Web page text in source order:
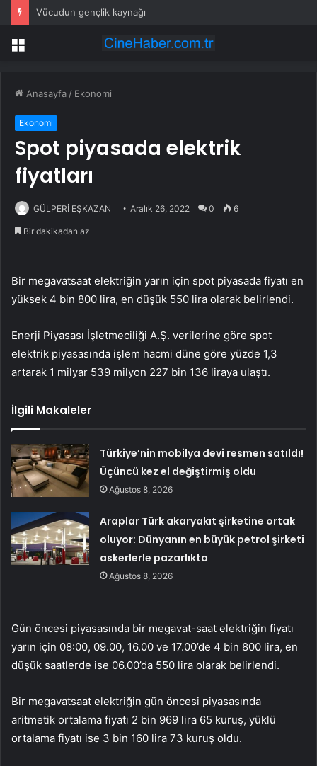
Vücudun gençlik kaynağı
Menü
Anasayfa / Ekonomi
Ekonomi
Spot piyasada elektrik
fiyatları
GÜLPERİ EŞKAZAN Aralık 26, 2022 0 6
Bir dakikadan az
Bir megavatsaat elektriğin yarın için spot piyasada fiyatı en
yüksek 4 bin 800 lira, en düşük 550 lira olarak belirlendi.
Enerji Piyasası İşletmeciliği A.Ş. verilerine göre spot
elektrik piyasasında işlem hacmi düne göre yüzde 1,3
artarak 1 milyar 539 milyon 227 bin 136 liraya ulaştı.
İlgili Makaleler
Türkiye’nin mobilya devi resmen satıldı!
Üçüncü kez el değiştirmiş oldu
Ağustos 8, 2026
Araplar Türk akaryakıt şirketine ortak
oluyor: Dünyanın en büyük petrol şirketi
askerlerle pazarlıkta
Ağustos 8, 2026
Gün öncesi piyasasında bir megavat-saat elektriğin fiyatı
yarın için 08:00, 09.00, 16.00 ve 17.00’de 4 bin 800 lira, en
düşük saatlerde ise 06.00’da 550 lira olarak belirlendi.
Bir megavatsaat elektriğin gün öncesi piyasasında
aritmetik ortalama fiyatı 2 bin 969 lira 65 kuruş, yüklü
ortalama fiyatı ise 3 bin 160 lira 73 kuruş oldu.